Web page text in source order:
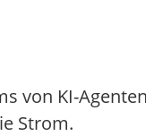
von KI-
Strom.